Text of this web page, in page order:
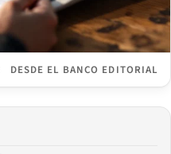
DESDE EL BANCO EDITORIAL